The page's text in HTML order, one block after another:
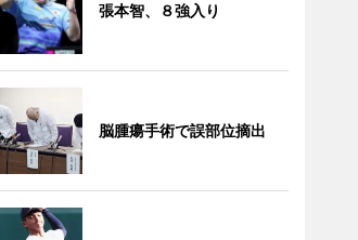
張本智、８強入り
脳腫瘍手術で誤部位摘出